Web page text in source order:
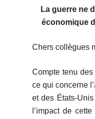
La guerre ne
économique
Chers collègues
Compte tenu
ce qui concerne
et des États-
l’impact de